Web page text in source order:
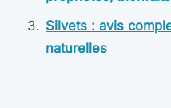
Silvets : avis
naturelles